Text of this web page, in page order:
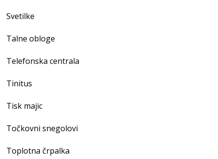
Svetilke
Talne obloge
Telefonska centrala
Tinitus
Tisk majic
Točkovni snegolovi
Toplotna črpalka